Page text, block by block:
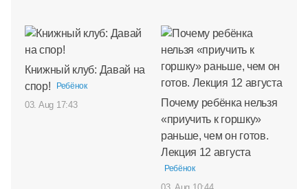
Книжный клуб: Давай на
спор!
Ребёнок
03. Aug 17:43
Почему ребёнка нельзя
«приучить к горшку»
раньше, чем он готов.
Лекция 12 августа
Ребёнок
03. Aug 10:44